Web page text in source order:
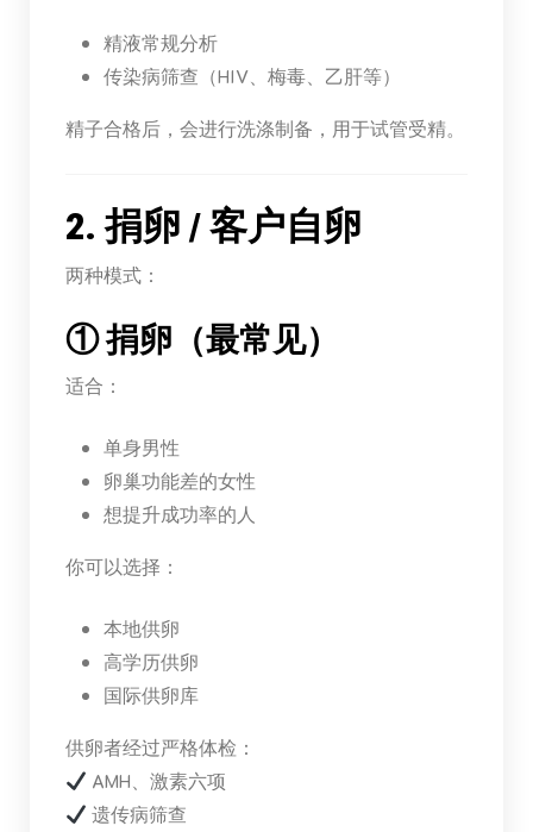
精液常规分析
传染病筛查（HIV、梅毒、乙肝等）
精子合格后，会进行洗涤制备，用于试管受精。
2. 捐卵 / 客户自卵
两种模式：
① 捐卵（最常见）
适合：
单身男性
卵巢功能差的女性
想提升成功率的人
你可以选择：
本地供卵
高学历供卵
国际供卵库
供卵者经过严格体检：
AMH、激素六项
遗传病筛查